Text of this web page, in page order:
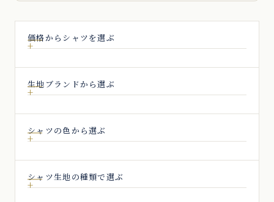
価格からシャツを選ぶ
生地ブランドから選ぶ
シャツの色から選ぶ
シャツ生地の種類で選ぶ